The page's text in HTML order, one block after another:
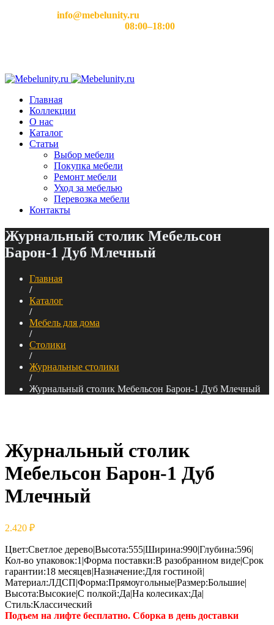
info@mebelunity.ru
08:00–18:00
Главная
Коллекции
О нас
Каталог
Статьи
Выбор мебели
Покупка мебели
Ремонт мебели
Уход за мебелью
Перевозка мебели
Контакты
Журнальный столик Мебельсон
Барон-1 Дуб Млечный
Главная
/
Каталог
/
Мебель для дома
/
Столики
/
Журнальные столики
/
Журнальный столик Мебельсон Барон-1 Дуб Млечный
Журнальный столик
Мебельсон Барон-1 Дуб
Млечный
2.420 ₽
Цвет:Светлое дерево|Высота:555|Ширина:990|Глубина:596|
Кол-во упаковок:1|Форма поставки:В разобранном виде|Срок
гарантии:18 месяцев|Назначение:Для гостиной|
Материал:ЛДСП|Форма:Прямоугольные|Размер:Большие|
Высота:Высокие|С полкой:Да|На колесиках:Да|
Стиль:Классический
Подъем на лифте бесплатно. Сборка в день доставки